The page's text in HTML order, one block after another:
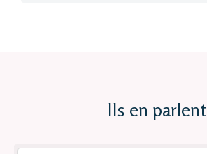
Ils en parlent